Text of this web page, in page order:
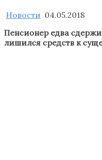
Новости 04.05.2018
Пенсионер едва
лишился средств к